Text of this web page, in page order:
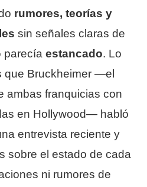
rumores, teorías y
sin señales claras de
parecía estancado. Lo
que Bruckheimer —el
ambas franquicias con
en Hollywood— habló
entrevista reciente y
sobre el estado de cada
ni rumores de